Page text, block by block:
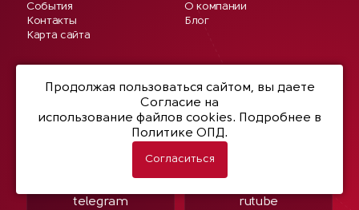
События
Контакты
Карта сайта
О компании
Блог
Логотипы компании Netwell
Гайдлайн компании Netwell
Профайл о компании
Netwell
telegram rutube
Продолжая пользоваться сайтом, вы даете
Согласие на
использование файлов cookies. Подробнее в
Политике ОПД.
Согласиться